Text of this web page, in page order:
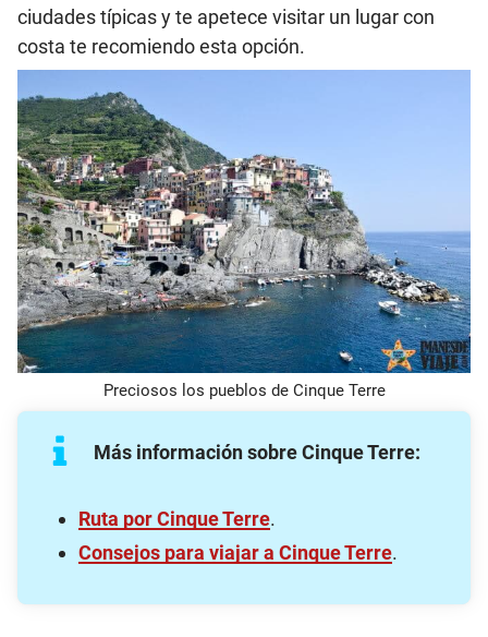
ciudades típicas y te apetece visitar un lugar con
costa te recomiendo esta opción.
Preciosos los pueblos de Cinque Terre
Más información sobre Cinque Terre:
Ruta por Cinque Terre.
Consejos para viajar a Cinque Terre.